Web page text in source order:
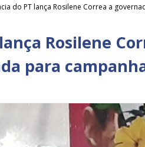
do PT lança Rosilene Correa a
Rosilene
para